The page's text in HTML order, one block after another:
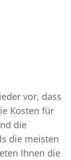
vor, dass
Kosten für
die
die meisten
Ihnen die